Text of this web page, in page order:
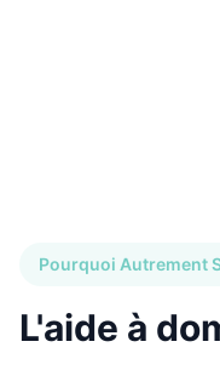
Pourquoi Autrement
L'aide à